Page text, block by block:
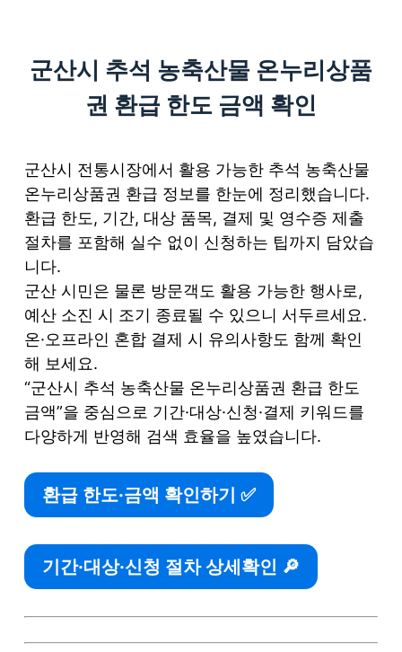
c
o
n
e
n
군산시 추석 농축산물 온누리상품
권 환급 한도 금액 확인
군산시 전통시장에서 활용 가능한 추석 농축산물
온누리상품권 환급 정보를 한눈에 정리했습니다.
환급 한도, 기간, 대상 품목, 결제 및 영수증 제출
절차를 포함해 실수 없이 신청하는 팁까지 담았습
니다.
군산 시민은 물론 방문객도 활용 가능한 행사로,
예산 소진 시 조기 종료될 수 있으니 서두르세요.
온·오프라인 혼합 결제 시 유의사항도 함께 확인
해 보세요.
“군산시 추석 농축산물 온누리상품권 환급 한도
금액”을 중심으로 기간·대상·신청·결제 키워드를
다양하게 반영해 검색 효율을 높였습니다.
환급 한도·금액 확인하기 ✅
기간·대상·신청 절차 상세확인 🔎